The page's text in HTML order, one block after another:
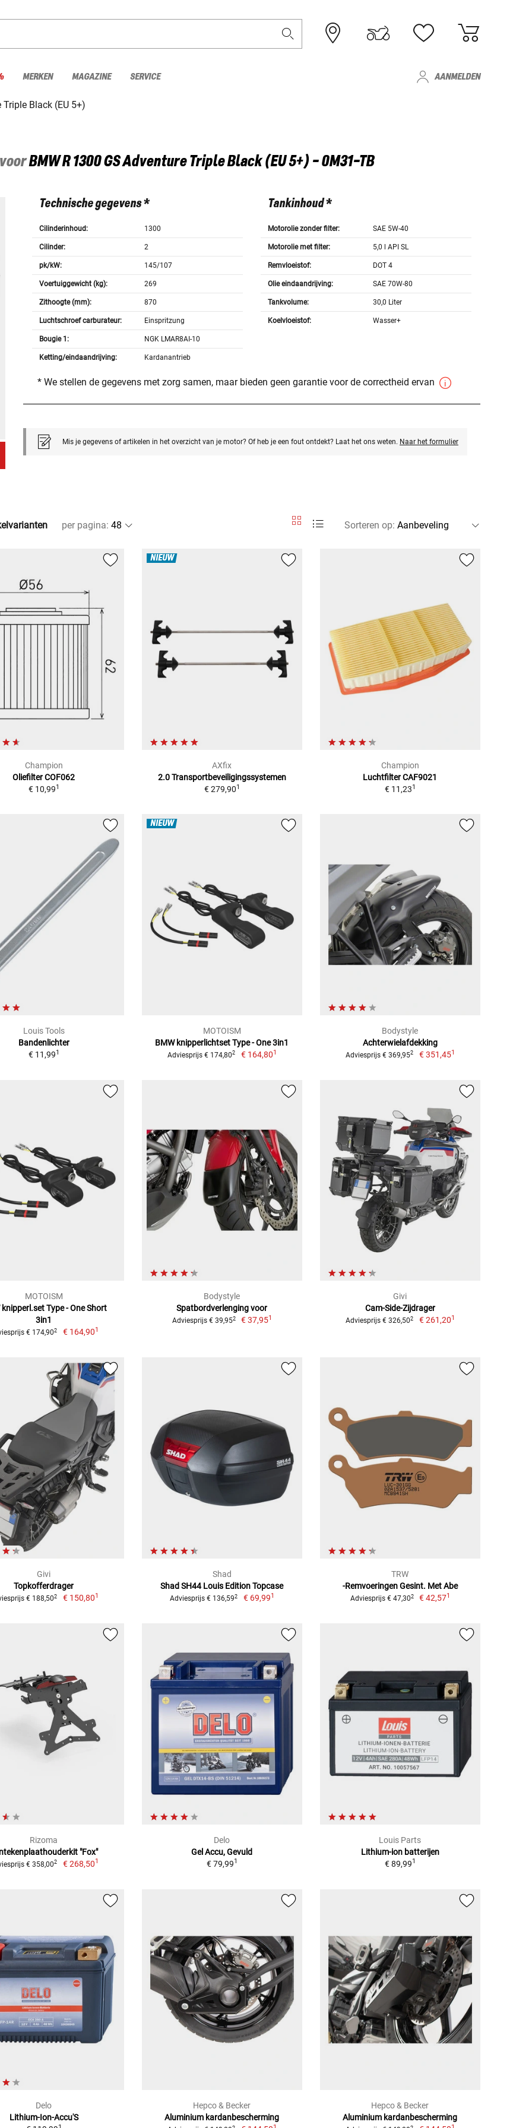
MERKEN MAGAZINE SERVICE AANMELDEN
Black (EU 5+)
BMWR 1300 GS Adventure Triple Black (EU 5+) - 0M31-TB
Technische gegevens *
Cilinderinhoud: 1300
Cilinder: 2
pk/kW: 145/107
Voertuiggewicht (kg): 269
Zithoogte (mm): 870
Luchtschroef carburateur: Einspritzung
Bougie 1: NGK LMAR8AI-10
Ketting/eindaandrijving: Kardanantrieb
Tankinhoud *
Motorolie zonder filter: SAE 5W-40
Motorolie met filter: 5,0 l API SL
Remvloeistof: DOT 4
Olie eindaandrijving: SAE 70W-80
Tankvolume: 30,0 Liter
Koelvloeistof: Wasser+
* We stellen de gegevens met zorg samen, maar bieden geen garantie voor de correctheid ervan
Mis je gegevens of artikelen in het overzicht van je motor? Of heb je een fout ontdekt? Laat het ons weten. Naar het formulier
per pagina: Sorteren op:
Champion
Oliefilter COF062
€ 10,991
NIEUW
AXfix
2.0 Transportbeveiligingssystemen
€ 279,901
Champion
Luchtfilter CAF9021
€ 11,231
Louis Tools
Bandenlichter
€ 11,991
NIEUW
MOTOISM
BMW knipperlichtset Type - One 3in1
Adviesprijs € 174,802 € 164,801
Bodystyle
Achterwielafdekking
Adviesprijs € 369,952 € 351,451
MOTOISM
knipperl.set Type - One Short
3in1
€ 174,902 € 164,901
Bodystyle
Spatbordverlenging voor
Adviesprijs € 39,952 € 37,951
Givi
Cam-Side-Zijdrager
Adviesprijs € 326,502 € 261,201
Givi
Topkofferdrager
€ 188,502 € 150,801
Shad
Shad SH44 Louis Edition Topcase
Adviesprijs € 136,592 € 69,991
TRW
-Remvoeringen Gesint. Met Abe
Adviesprijs € 47,302 € 42,571
Rizoma
"Fox"
€ 358,002 € 268,501
Delo
Gel Accu, Gevuld
€ 79,991
Louis Parts
Lithium-ion batterijen
€ 89,991
Delo
Lithium-Ion-Accu'S
Hepco & Becker
Aluminium kardanbescherming
Hepco & Becker
Aluminium kardanbescherming